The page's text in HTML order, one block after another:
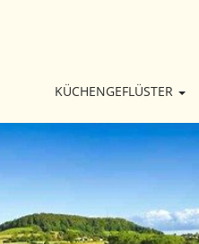
KÜCHENGEFLÜSTER